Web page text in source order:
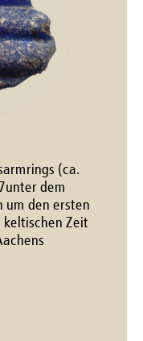
(ca.
dem
um den ersten
keltischen Zeit